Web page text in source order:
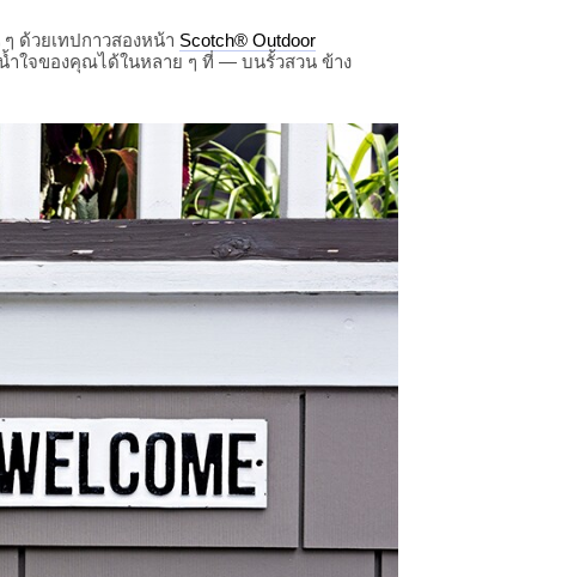
ด้วยเทปกาวสองหน้า Scotch® Outdoor
ำใจของคุณได้ในหลาย ๆ ที่ — บนรั้วสวน ข้าง